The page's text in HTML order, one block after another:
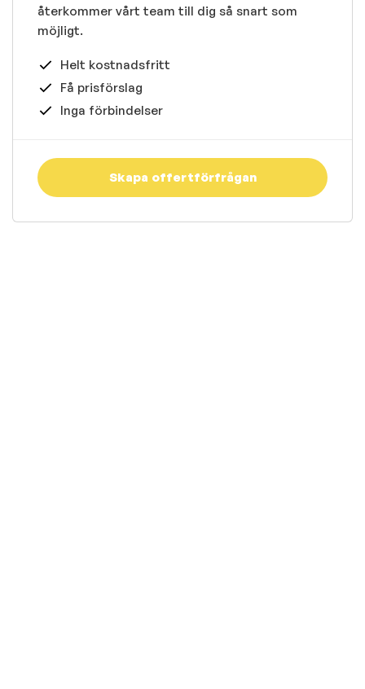
återkommer vårt team till dig så snart som
möjligt.
Helt kostnadsfritt
Få prisförslag
Inga förbindelser
Skapa offertförfrågan